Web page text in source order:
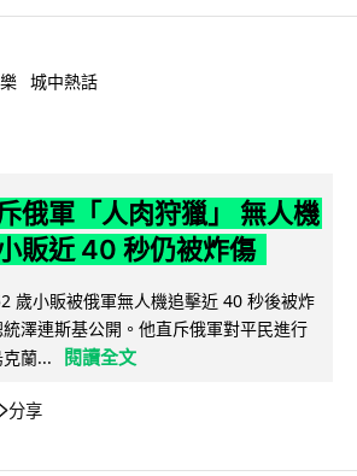
城中熱話
俄軍「人肉狩獵」 無人機
販近 40 秒仍被炸傷
歲小販被俄軍無人機追擊近 40 秒後被炸
澤連斯基公開。他直斥俄軍對平民進行
克蘭...
閱讀全文
分享